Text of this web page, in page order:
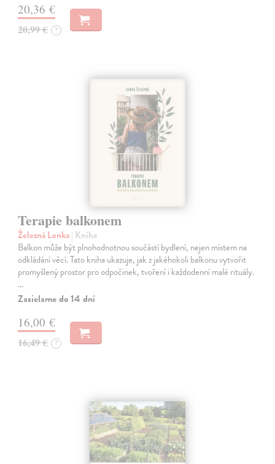
20,36 €
20,99 € ?
Terapie balkonem
Železná Lenka| Kniha
Balkon může být plnohodnotnou součástí bydlení, nejen místem na
odkládání věcí. Tato kniha ukazuje, jak z jakéhokoli balkonu vytvořit
promyšlený prostor pro odpočinek, tvoření i každodenní malé rituály.
…
Zasielame do 14 dní
16,00 €
16,49 € ?